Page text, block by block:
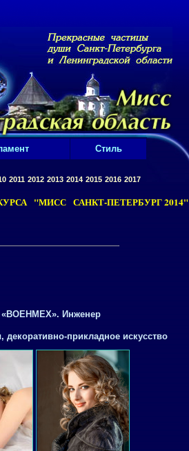
Стиль
2011 2012 2013 2014 2015 2016 2017
"МИСС САНКТ-ПЕТЕРБУРГ 2014"
«ВОЕНМЕХ». Инженер
декоративно-прикладное искусство